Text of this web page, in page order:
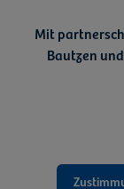
Mit
Bautzen